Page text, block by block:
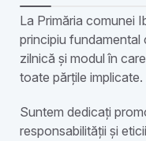
La Primăria comunei
principiu
zilnică și modul în
toate părțile implicate.
Suntem dedicați
responsabilității și